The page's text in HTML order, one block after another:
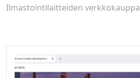
Ilmastointilaitteiden verkkokauppa